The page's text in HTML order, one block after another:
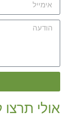
אולי תרצו